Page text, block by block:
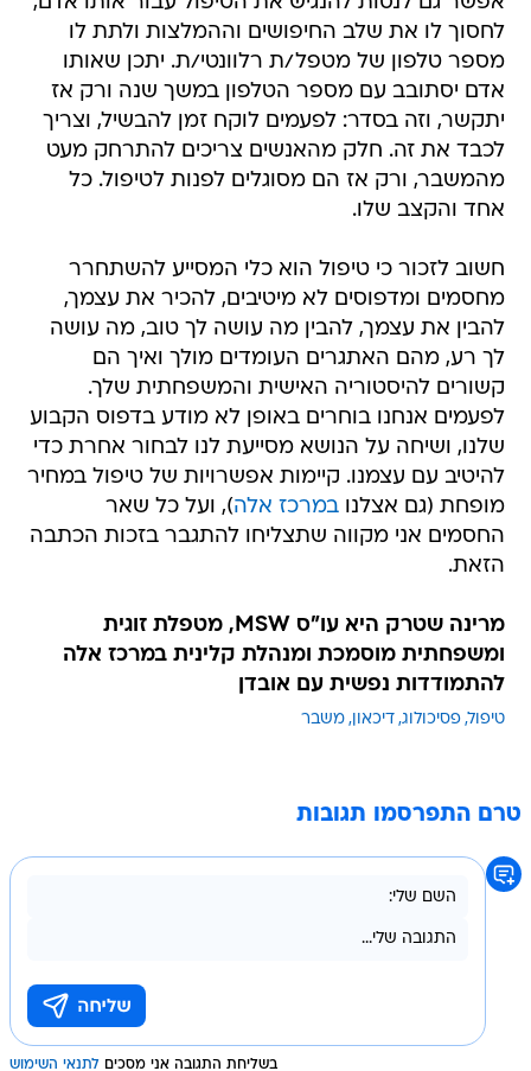
לחסוך לו את שלב החיפושים וההמלצות ולתת לו
מספר טלפון של מטפל/ת רלוונטי/ת. יתכן שאותו
אדם יסתובב עם מספר הטלפון במשך שנה ורק אז
יתקשר, וזה בסדר: לפעמים לוקח זמן להבשיל, וצריך
לכבד את זה. חלק מהאנשים צריכים להתרחק מעט
מהמשבר, ורק אז הם מסוגלים לפנות לטיפול. כל
אחד והקצב שלו.
חשוב לזכור כי טיפול הוא כלי המסייע להשתחרר
מחסמים ומדפוסים לא מיטיבים, להכיר את עצמך,
להבין את עצמך, להבין מה עושה לך טוב, מה עושה
לך רע, מהם האתגרים העומדים מולך ואיך הם
קשורים להיסטוריה האישית והמשפחתית שלך.
לפעמים אנחנו בוחרים באופן לא מודע בדפוס הקבוע
שלנו, ושיחה על הנושא מסייעת לנו לבחור אחרת כדי
להיטיב עם עצמנו. קיימות אפשרויות של טיפול במחיר
מופחת (גם אצלנובמרכז אלה), ועל כל שאר
החסמים אני מקווה שתצליחו להתגבר בזכות הכתבה
הזאת.
מרינה שטרק היא עו"ס MSW, מטפלת זוגית
ומשפחתית מוסמכת ומנהלת קלינית במרכז אלה
להתמודדות נפשית עם אובדן
טיפול פסיכולוג דיכאון משבר
טרם התפרסמו תגובות
בשליחת התגובה אני מסכים לתנאי השימוש